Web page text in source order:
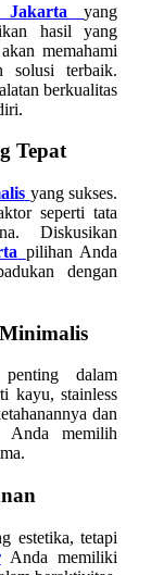
yang
hasil yang
memahami
solusi terbaik.
berkualitas
Tepat
yang sukses.
seperti tata
Diskusikan
pilihan Anda
dengan
dalam
kayu, stainless
dan
Anda memilih
estetika, tetapi
Anda memiliki